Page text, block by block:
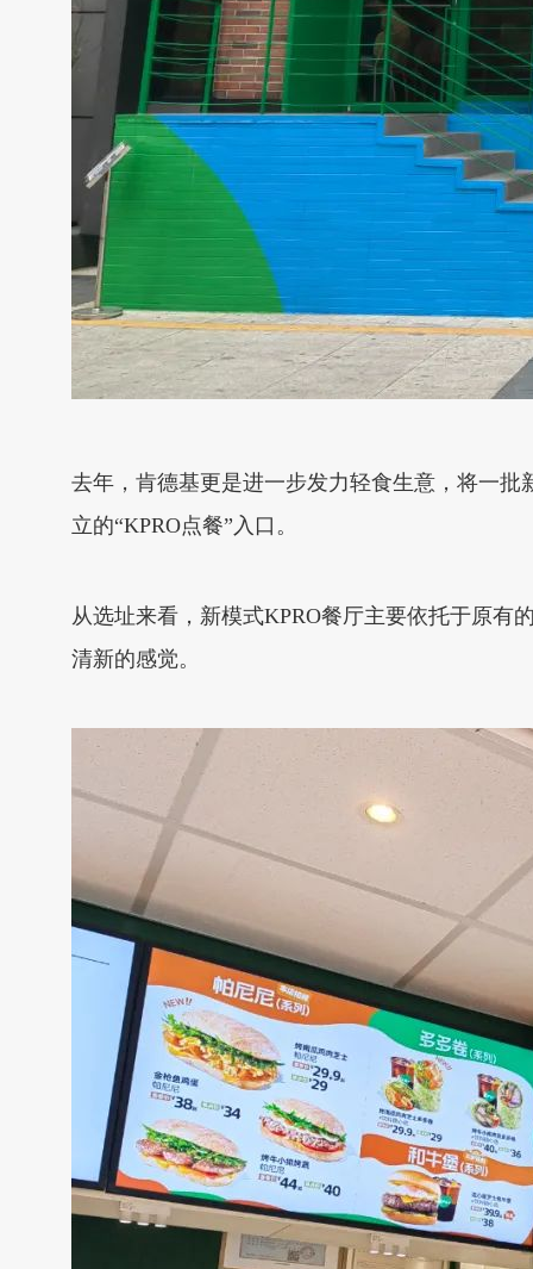
去年，肯德基更是进一步发力轻食生意，将一
立的“KPRO点餐”入口。
从选址来看，新模式KPRO餐厅主要依托于原有
清新的感觉。